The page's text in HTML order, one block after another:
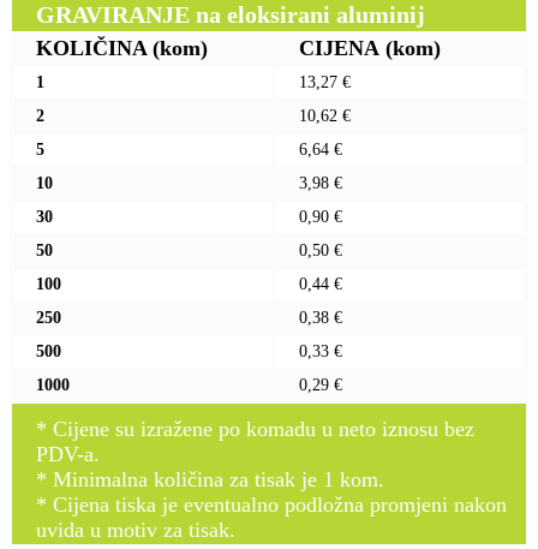
GRAVIRANJE na eloksirani aluminij
KOLIČINA (kom) CIJENA (kom)
1
13,27 €
2
10,62 €
5
6,64 €
10
3,98 €
30
0,90 €
50
0,50 €
100
0,44 €
250
0,38 €
500
0,33 €
1000
0,29 €
* Cijene su izražene po komadu u neto iznosu bez
PDV-a.
* Minimalna količina za tisak je 1 kom.
* Cijena tiska je eventualno podložna promjeni nakon
uvida u motiv za tisak.